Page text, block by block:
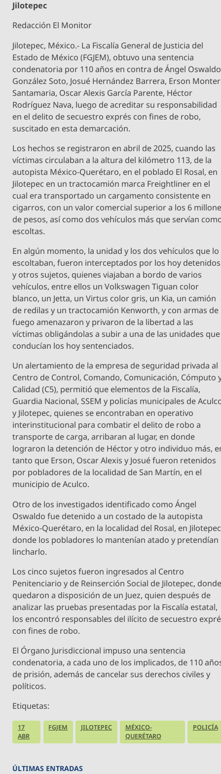
Jilotepec
Redacción El Monitor
Jilotepec, México.- La Fiscalía General de Justicia del
Estado de México (FGJEM), obtuvo una sentencia
condenatoria por 110 años en contra de Ángel Oswaldo
González Soto, Josué Hernández Barrera, Erson
Santamaria, Oscar Alexis García Parente, Héctor
Rodríguez Nava, luego de acreditar su responsabilidad
en el delito de secuestro exprés con fines de robo,
suscitado en esta demarcación.
Los hechos se registraron en abril de 2025, cuando las
víctimas circulaban a la altura del kilómetro 113, de la
autopista México-Querétaro, en el poblado El Rosal, en
Jilotepec en un tractocamión marca Freightliner en el
cual era transportado un cargamento consistente en
cigarros, con un valor comercial superior a los 6
de pesos, así como dos vehículos más que servían
escoltas.
En algún momento, la unidad y los dos vehículos que lo
escoltaban, fueron interceptados por los hoy detenidos
y otros sujetos, quienes viajaban a bordo de varios
vehículos, entre ellos un Volkswagen Tiguan color
blanco, un Jetta, un Virtus color gris, un Kia, un camión
de redilas y un tractocamión Kenworth, y con armas de
fuego amenazaron y privaron de la libertad a las
víctimas obligándolas a subir a una de las unidades que
conducían los hoy sentenciados.
Un alertamiento de la empresa de seguridad privada al
Centro de Control, Comando, Comunicación, Cómputo
Calidad (C5), permitió que elementos de la Fiscalía,
Guardia Nacional, SSEM y policías municipales de
y Jilotepec, quienes se encontraban en operativo
interinstitucional para combatir el delito de robo a
transporte de carga, arribaran al lugar, en donde
lograron la detención de Héctor y otro individuo más,
tanto que Erson, Oscar Alexis y Josué fueron retenidos
por pobladores de la localidad de San Martín, en el
municipio de Aculco.
Otro de los investigados identificado como Ángel
Oswaldo fue detenido a un costado de la autopista
México-Querétaro, en la localidad del Rosal, en
donde los pobladores lo mantenían atado y pretendían
lincharlo.
Los cinco sujetos fueron ingresados al Centro
Penitenciario y de Reinserción Social de Jilotepec,
quedaron a disposición de un Juez, quien después de
analizar las pruebas presentadas por la Fiscalía estatal,
los encontró responsables del ilícito de secuestro
con fines de robo.
El Órgano Jurisdiccional impuso una sentencia
condenatoria, a cada uno de los implicados, de 110
de prisión, además de cancelar sus derechos civiles y
políticos.
Etiquetas:
17
ABR
FGJEM JILOTEPEC
MÉXICO-
QUERÉTARO
POLICÍA
ÚLTIMAS ENTRADAS